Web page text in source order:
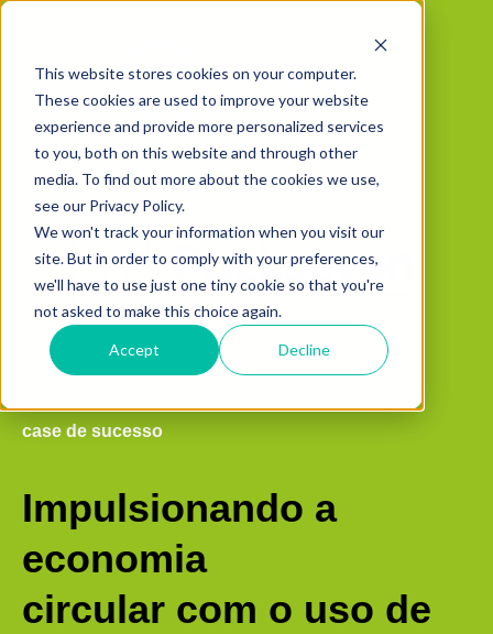
This website stores cookies on your computer.
These cookies are used to improve your website
experience and provide more personalized services
to you, both on this website and through other
media. To find out more about the cookies we use,
see our Privacy Policy.
We won't track your information when you visit our
site. But in order to comply with your preferences,
we'll have to use just one tiny cookie so that you're
not asked to make this choice again.
Accept Decline
case de sucesso
Impulsionando a
economia
circular com o uso de